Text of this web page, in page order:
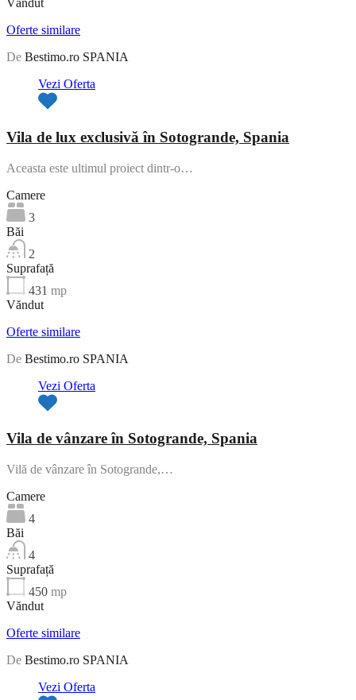
Văndut
Oferte similare
De Bestimo.ro SPANIA
Vezi Oferta
Vila de lux exclusivă în Sotogrande, Spania
Aceasta este ultimul proiect dintr-o…
Camere
3
Băi
2
Suprafață
431 mp
Văndut
Oferte similare
De Bestimo.ro SPANIA
Vezi Oferta
Vila de vânzare în Sotogrande, Spania
Vilă de vânzare în Sotogrande,…
Camere
4
Băi
4
Suprafață
450 mp
Văndut
Oferte similare
De Bestimo.ro SPANIA
Vezi Oferta